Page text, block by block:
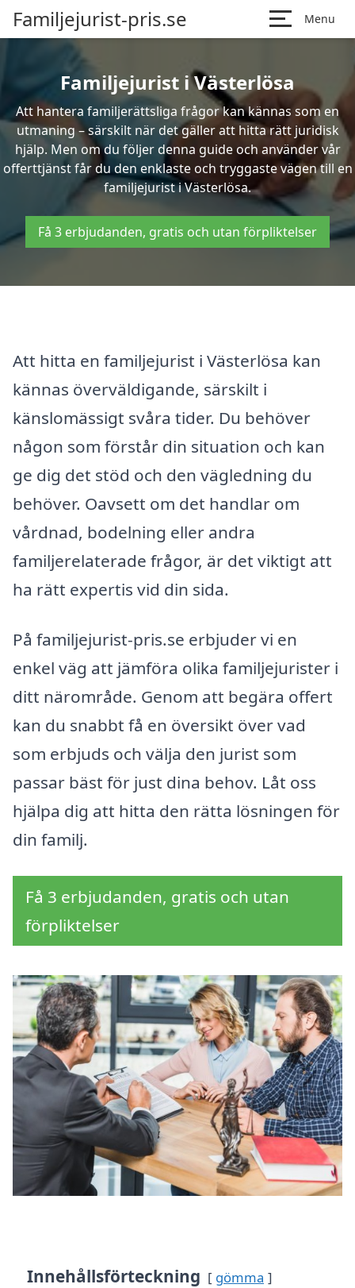
Familjejurist-pris.se Menu
Familjejurist i Västerlösa
Att hantera familjerättsliga frågor kan kännas som en
utmaning – särskilt när det gäller att hitta rätt juridisk
hjälp. Men om du följer denna guide och använder vår
offerttjänst får du den enklaste och tryggaste vägen till en
familjejurist i Västerlösa.
Få 3 erbjudanden, gratis och utan förpliktelser
Att hitta en familjejurist i Västerlösa kan
kännas överväldigande, särskilt i
känslomässigt svåra tider. Du behöver
någon som förstår din situation och kan
ge dig det stöd och den vägledning du
behöver. Oavsett om det handlar om
vårdnad, bodelning eller andra
familjerelaterade frågor, är det viktigt att
ha rätt expertis vid din sida.
På familjejurist-pris.se erbjuder vi en
enkel väg att jämföra olika familjejurister i
ditt närområde. Genom att begära offert
kan du snabbt få en översikt över vad
som erbjuds och välja den jurist som
passar bäst för just dina behov. Låt oss
hjälpa dig att hitta den rätta lösningen för
din familj.
Få 3 erbjudanden, gratis och utan
förpliktelser
Innehållsförteckning gömma